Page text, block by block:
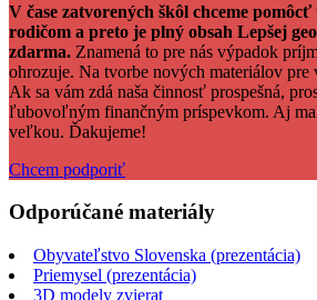
V čase zatvorených škôl chceme
rodičom a preto je plný obsah Lepšej
zdarma. Znamená to pre nás výpadok
ohrozuje. Na tvorbe nových materiálov pre
Ak sa vám zdá naša činnosť prospešná,
ľubovoľným finančným príspevkom. Aj
veľkou. Ďakujeme!
Chcem podporiť
Odporúčané materiály
Obyvateľstvo Slovenska (prezentácia)
Priemysel (prezentácia)
3D modely zvierat